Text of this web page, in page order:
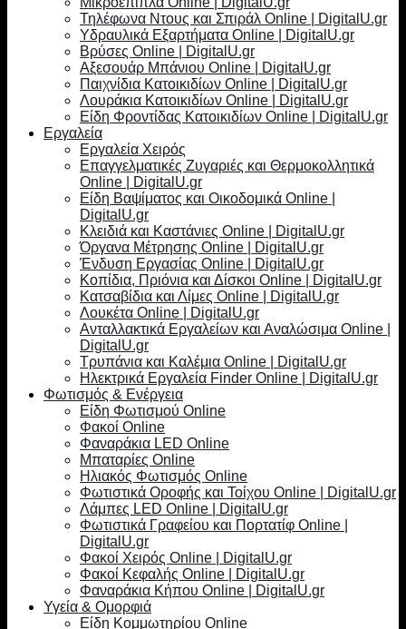
Τηλέφωνα Ντους και Σπιράλ Online | DigitalU.gr
Υδραυλικά Εξαρτήματα Online | DigitalU.gr
Βρύσες Online | DigitalU.gr
Αξεσουάρ Μπάνιου Online | DigitalU.gr
Παιχνίδια Κατοικιδίων Online | DigitalU.gr
Λουράκια Κατοικιδίων Online | DigitalU.gr
Είδη Φροντίδας Κατοικιδίων Online | DigitalU.gr
Εργαλεία
Εργαλεία Χειρός
Επαγγελματικές Ζυγαριές και Θερμοκολλητικά
Online | DigitalU.gr
Είδη Βαψίματος και Οικοδομικά Online |
DigitalU.gr
Κλειδιά και Καστάνιες Online | DigitalU.gr
Όργανα Μέτρησης Online | DigitalU.gr
Ένδυση Εργασίας Online | DigitalU.gr
Κοπίδια, Πριόνια και Δίσκοι Online | DigitalU.gr
Κατσαβίδια και Λίμες Online | DigitalU.gr
Λουκέτα Online | DigitalU.gr
Ανταλλακτικά Εργαλείων και Αναλώσιμα Online |
DigitalU.gr
Τρυπάνια και Καλέμια Online | DigitalU.gr
Ηλεκτρικά Εργαλεία Finder Online | DigitalU.gr
Φωτισμός & Ενέργεια
Είδη Φωτισμού Online
Φακοί Online
Φαναράκια LED Online
Μπαταρίες Online
Ηλιακός Φωτισμός Online
Φωτιστικά Οροφής και Τοίχου Online | DigitalU.gr
Λάμπες LED Online | DigitalU.gr
Φωτιστικά Γραφείου και Πορτατίφ Online |
DigitalU.gr
Φακοί Χειρός Online | DigitalU.gr
Φακοί Κεφαλής Online | DigitalU.gr
Φαναράκια Κήπου Online | DigitalU.gr
Υγεία & Ομορφιά
Είδη Κομμωτηρίου Online